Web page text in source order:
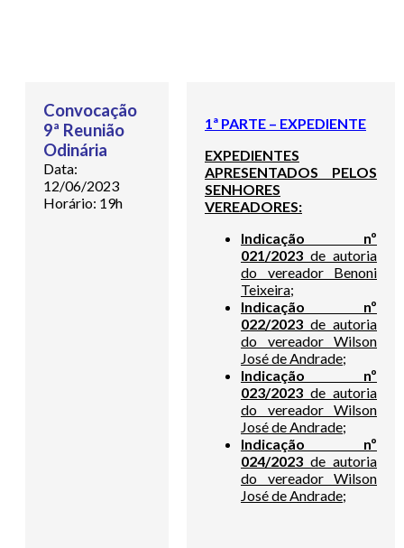
Convocação
9ª Reunião
Odinária
Data:
12/06/2023
Horário: 19h
1ª PARTE – EXPEDIENTE
EXPEDIENTES
APRESENTADOS PELOS
SENHORES
VEREADORES:
Indicação nº
021/2023 de autoria
do vereador Benoni
Teixeira;
Indicação nº
022/2023 de autoria
do vereador Wilson
José de Andrade;
Indicação nº
023/2023 de autoria
do vereador Wilson
José de Andrade;
Indicação nº
024/2023 de autoria
do vereador Wilson
José de Andrade;